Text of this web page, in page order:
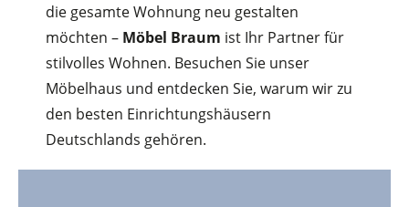
die gesamte Wohnung neu gestalten
möchten – Möbel Braum ist Ihr Partner für
stilvolles Wohnen. Besuchen Sie unser
Möbelhaus und entdecken Sie, warum wir zu
den besten Einrichtungshäusern
Deutschlands gehören.